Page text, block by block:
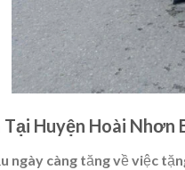
Huyện Hoài Nhơn
ngày càng tăng về việc